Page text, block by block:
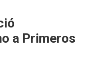
a Primeros